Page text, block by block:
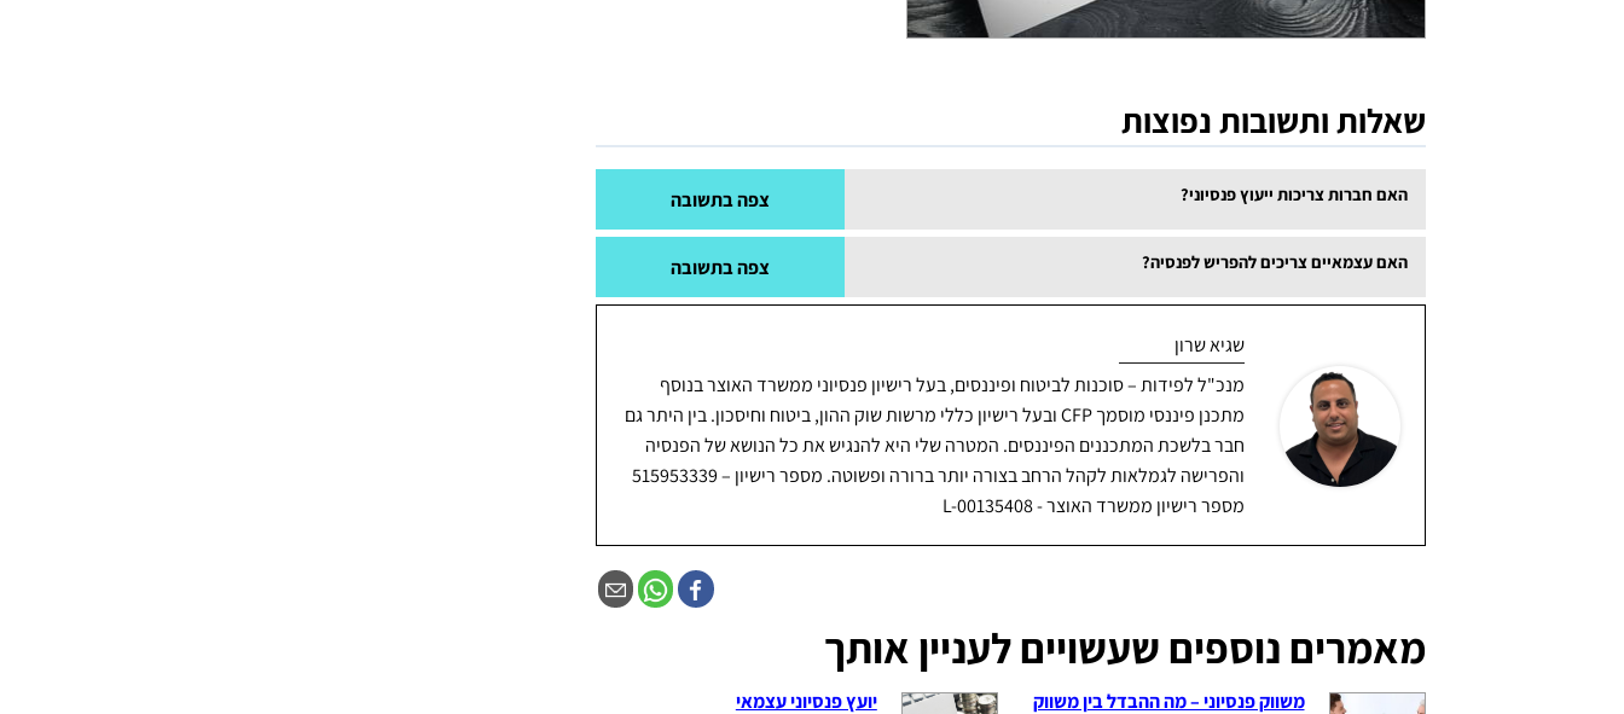
שאלות ותשובות נפוצות
האם חברות צריכות ייעוץ פנסיוני? צפה בתשובה
כן. מעסיקים וחברות זקוקים לשירות מן הסוג הזה על מנת להבטיח שהם עומדים בתנאי החוק מבחינת
האם עצמאיים צריכים להפריש לפנסיה? צפה בתשובה
להתייעץ עם יועץ פנסיוני מוסמך.
שגיא שרון
מנכ"ל לפידות – סוכנות לביטוח ופיננסים, בעל רישיון פנסיוני ממשרד האוצר בנוסף
מתכנן פיננסי מוסמך CFP ובעל רישיון כללי מרשות שוק ההון, ביטוח וחיסכון. בין היתר גם
חבר בלשכת המתכננים הפיננסים. המטרה שלי היא להנגיש את כל הנושא של הפנסיה
והפרישה לגמלאות לקהל הרחב בצורה יותר ברורה ופשוטה. מספר רישיון – 515953339
מספר רישיון ממשרד האוצר - L-00135408
מאמרים נוספים שעשויים לעניין אותך
משווק פנסיוני – מה ההבדל בין משווק יועץ פנסיוני עצמאי